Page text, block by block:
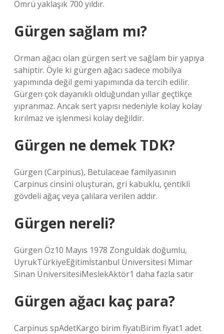
Ömrü yaklaşık 700 yıldır.
Gürgen sağlam mı?
Orman ağacı olan gürgen sert ve sağlam bir yapıya
sahiptir. Öyle ki gürgen ağacı sadece mobilya
yapımında değil gemi yapımında da tercih edilir.
Gürgen çok dayanıklı olduğundan yıllar geçtikçe
yıpranmaz. Ancak sert yapısı nedeniyle kolay kolay
kırılmaz ve işlenmesi kolay değildir.
Gürgen ne demek TDK?
Gürgen (Carpinus), Betulaceae familyasının
Carpinus cinsini oluşturan, gri kabuklu, çentikli
gövdeli ağaç veya çalılara verilen addır.
Gürgen nereli?
Gürgen Öz10 Mayıs 1978 Zonguldak doğumlu,
UyrukTürkiyeEğitimİstanbul Üniversitesi Mimar
Sinan ÜniversitesiMeslekAktör1 daha fazla satır
Gürgen ağacı kaç para?
Carpinus spAdetKargo birim fiyatıBirim fiyat1 adet